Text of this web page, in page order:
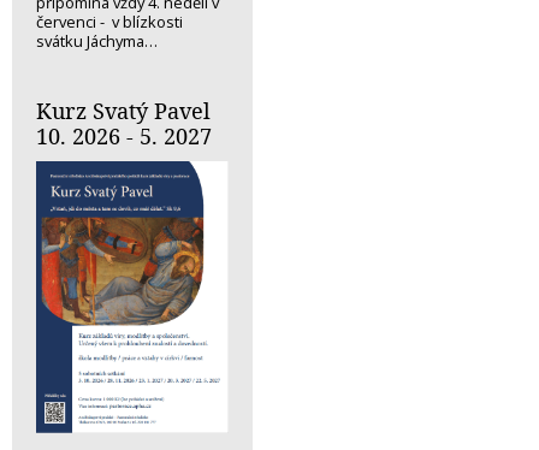
červenci - v blízkosti
svátku Jáchyma…
Kurz Svatý Pavel
10. 2026 - 5. 2027